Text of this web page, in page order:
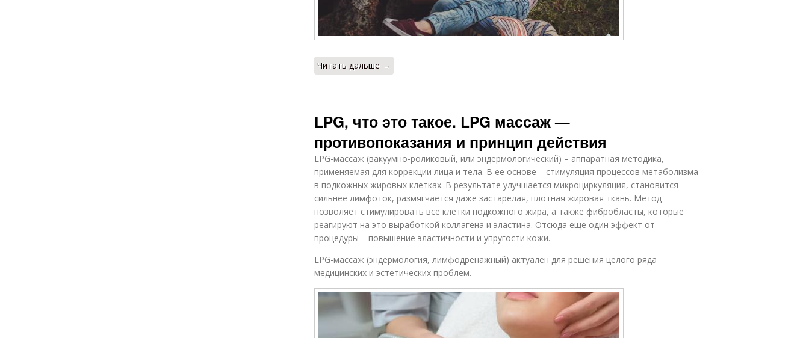
Читать дальше →
LPG, что это такое. LPG массаж —
противопоказания и принцип действия
LPG-массаж (вакуумно-роликовый, или эндермологический) – аппаратная методика,
применяемая для коррекции лица и тела. В ее основе – стимуляция процессов метаболизма
в подкожных жировых клетках. В результате улучшается микроциркуляция, становится
сильнее лимфоток, размягчается даже застарелая, плотная жировая ткань. Метод
позволяет стимулировать все клетки подкожного жира, а также фибробласты, которые
реагируют на это выработкой коллагена и эластина. Отсюда еще один эффект от
процедуры – повышение эластичности и упругости кожи.
LPG-массаж (эндермология, лимфодренажный) актуален для решения целого ряда
медицинских и эстетических проблем.